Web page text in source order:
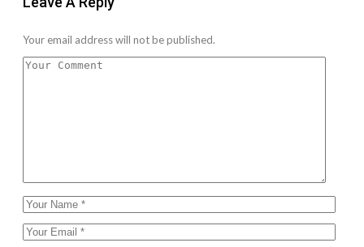
Your email address will not be published.